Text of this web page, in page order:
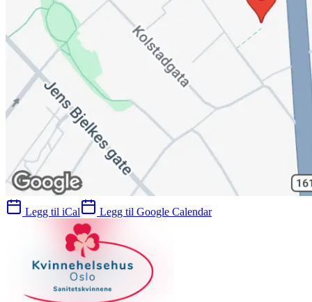
Legg til iCal Legg til Google Calendar